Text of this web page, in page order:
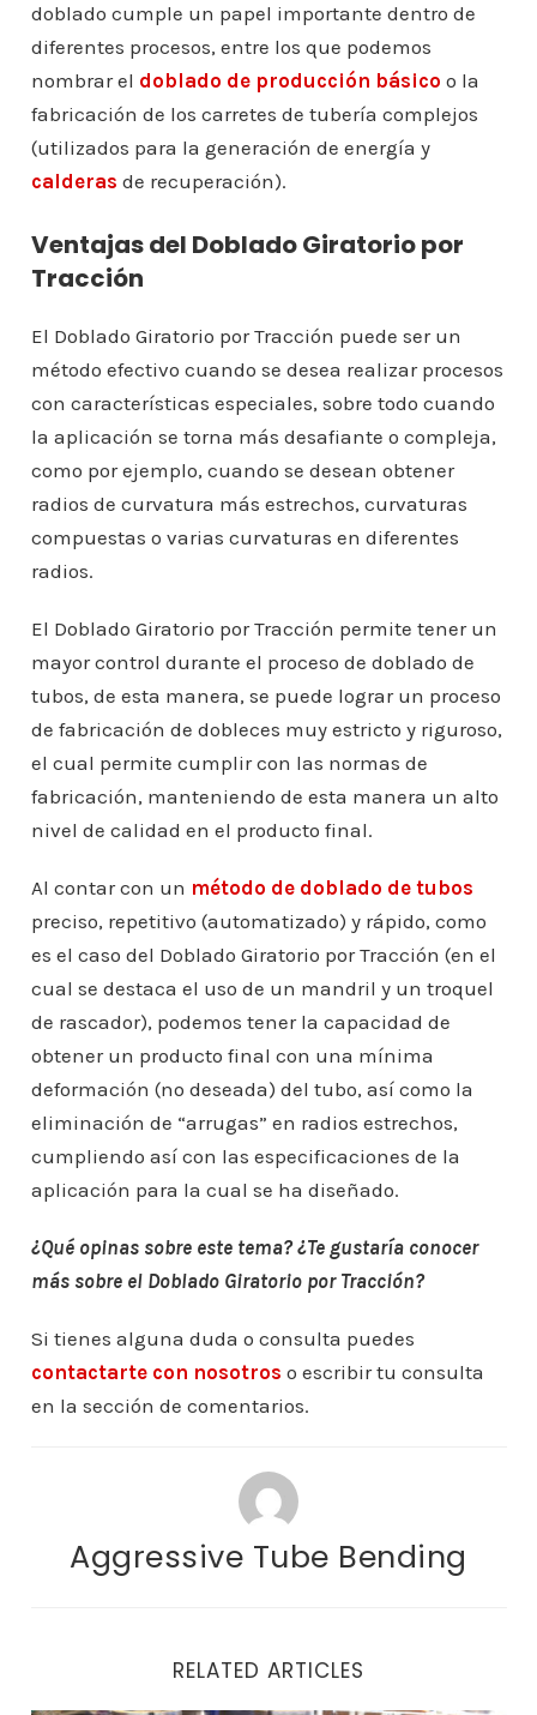
doblado cumple un papel importante dentro de
diferentes procesos, entre los que podemos
nombrar el doblado de producción básico o la
fabricación de los carretes de tubería complejos
(utilizados para la generación de energía y
calderas de recuperación).
Ventajas del Doblado Giratorio por
Tracción
El Doblado Giratorio por Tracción puede ser un
método efectivo cuando se desea realizar procesos
con características especiales, sobre todo cuando
la aplicación se torna más desafiante o compleja,
como por ejemplo, cuando se desean obtener
radios de curvatura más estrechos, curvaturas
compuestas o varias curvaturas en diferentes
radios.
El Doblado Giratorio por Tracción permite tener un
mayor control durante el proceso de doblado de
tubos, de esta manera, se puede lograr un proceso
de fabricación de dobleces muy estricto y riguroso,
el cual permite cumplir con las normas de
fabricación, manteniendo de esta manera un alto
nivel de calidad en el producto final.
Al contar con un método de doblado de tubos
preciso, repetitivo (automatizado) y rápido, como
es el caso del Doblado Giratorio por Tracción (en el
cual se destaca el uso de un mandril y un troquel
de rascador), podemos tener la capacidad de
obtener un producto final con una mínima
deformación (no deseada) del tubo, así como la
eliminación de “arrugas” en radios estrechos,
cumpliendo así con las especificaciones de la
aplicación para la cual se ha diseñado.
¿Qué opinas sobre este tema? ¿Te gustaría conocer
más sobre el Doblado Giratorio por Tracción?
Si tienes alguna duda o consulta puedes
contactarte con nosotros o escribir tu consulta
en la sección de comentarios.
Aggressive Tube Bending
RELATED ARTICLES